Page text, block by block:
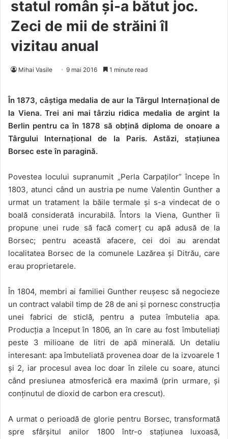
statul român și-a bătut joc.
Zeci de mii de străini îl
vizitau anual
Mihai Vasile 9 mai 2016 1 minute read
În 1873, câștiga medalia de aur la Târgul Internațional de
la Viena. Trei ani mai târziu ridica medalia de argint la
Berlin pentru ca în 1878 să obțină diploma de onoare a
Târgului Internațional de la Paris. Astăzi, stațiunea
Borsec este în paragină.
Povestea locului supranumit „Perla Carpaților” începe în
1803, atunci când un austria pe nume Valentin Gunther a
urmat un tratament la băile termale și s-a vindecat de o
boală considerată incurabilă. Întors la Viena, Gunther îi
propune unei rude să facă comerț cu apă adusă de la
Borsec; pentru această afacere, cei doi au arendat
localitatea Borsec de la comunele Lazărea și Ditrău, care
erau proprietarele.
În 1804, membri ai familiei Gunther reușesc să negocieze
un contract valabil timp de 28 de ani și pornesc construcția
unei fabrici de sticlă, pentru a putea îmbutelia apa.
Producția a început în 1806, an în care au fost îmbuteliați
peste 3 milioane de litri de apă minerală. Un detaliu
interesant: apa îmbuteliată provenea doar de la izvoarele 1
și 2, iar procesul avea loc doar în zilele cu soare, atunci
când presiunea atmosferică era maximă (prin urmare, și
conținutul de dioxid de carbon era crescut).
A urmat o perioadă de glorie pentru Borsec, transformată
spre sfârșitul anilor 1800 într-o stațiunea luxoasă,